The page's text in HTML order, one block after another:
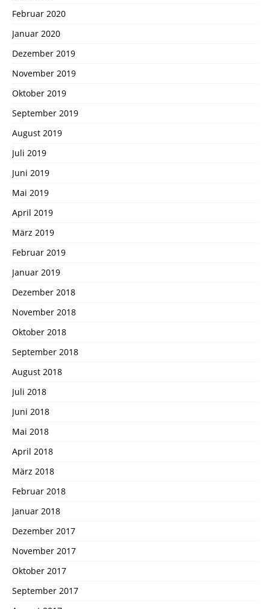
Februar 2020
Januar 2020
Dezember 2019
November 2019
Oktober 2019
September 2019
August 2019
Juli 2019
Juni 2019
Mai 2019
April 2019
März 2019
Februar 2019
Januar 2019
Dezember 2018
November 2018
Oktober 2018
September 2018
August 2018
Juli 2018
Juni 2018
Mai 2018
April 2018
März 2018
Februar 2018
Januar 2018
Dezember 2017
November 2017
Oktober 2017
September 2017